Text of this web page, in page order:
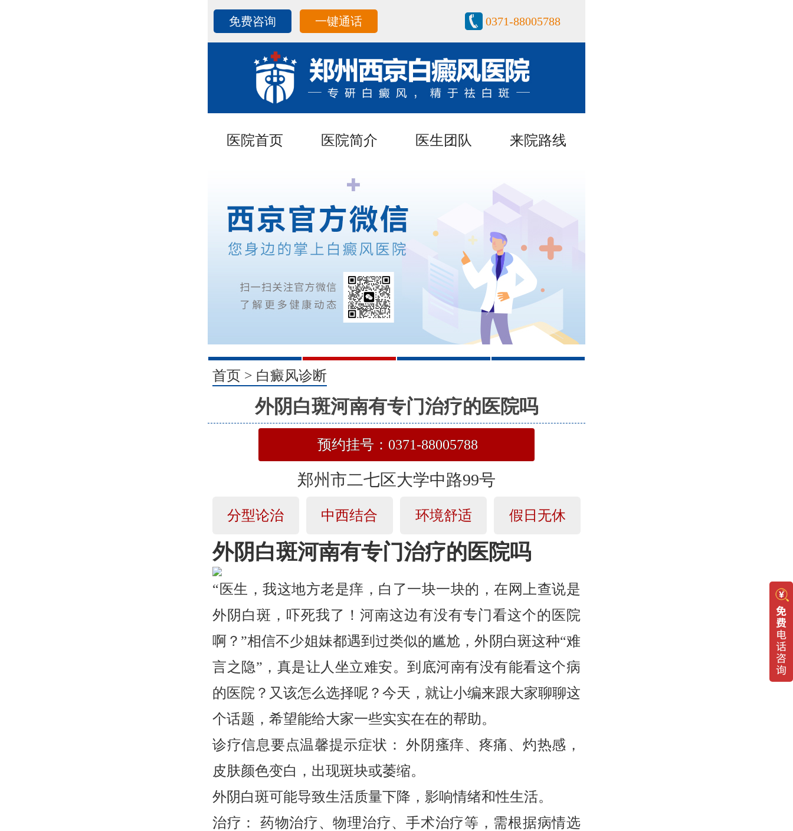
免费咨询 一键通话 0371-88005788
医院首页 医院简介 医生团队 来院路线
1 2 3 4
首页 > 白癜风诊断
外阴白斑河南有专门治疗的医院吗
预约挂号：0371-88005788
郑州市二七区大学中路99号
分型论治 中西结合 环境舒适 假日无休
外阴白斑河南有专门治疗的医院吗
“医生，我这地方老是痒，白了一块一块的，在网上查说是
外阴白斑，吓死我了！河南这边有没有专门看这个的医院
啊？”相信不少姐妹都遇到过类似的尴尬，外阴白斑这种“难
言之隐”，真是让人坐立难安。到底河南有没有能看这个病
的医院？又该怎么选择呢？今天，就让小编来跟大家聊聊这
个话题，希望能给大家一些实实在在的帮助。
诊疗信息要点温馨提示症状： 外阴瘙痒、疼痛、灼热感，
皮肤颜色变白，出现斑块或萎缩。
外阴白斑可能导致生活质量下降，影响情绪和性生活。
治疗： 药物治疗、物理治疗、手术治疗等，需根据病情选